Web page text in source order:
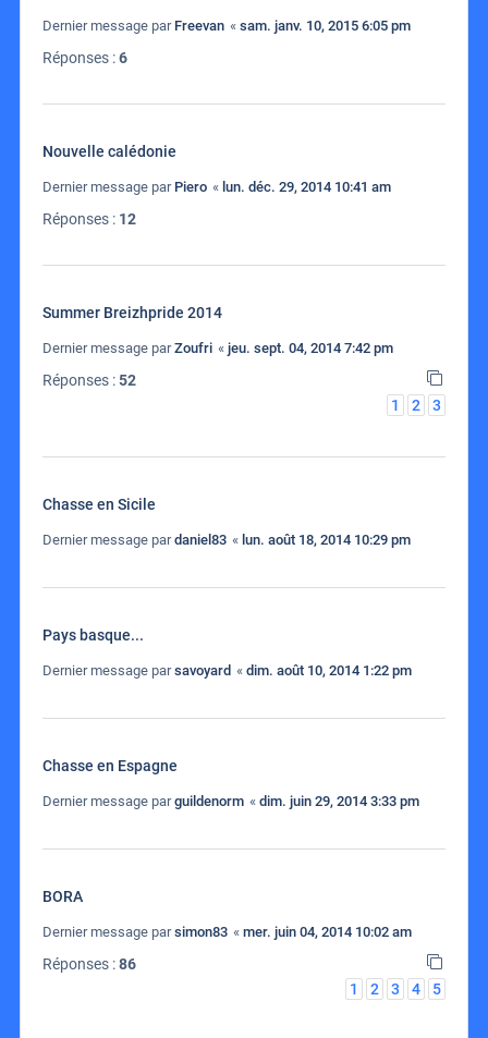
Dernier message par Freevan « sam. janv. 10, 2015 6:05 pm
Réponses :6
Nouvelle calédonie
Dernier message par Piero « lun. déc. 29, 2014 10:41 am
Réponses : 12
Summer Breizhpride 2014
Dernier message parZoufri « jeu. sept. 04, 2014 7:42 pm
Réponses :52
1
2 3
Chasse en Sicile
Dernier message pardaniel83 « lun. août 18, 2014 10:29 pm
Pays basque...
Dernier message parsavoyard « dim. août 10, 2014 1:22 pm
Chasse en Espagne
Dernier message parguildenorm « dim. juin 29, 2014 3:33 pm
BORA
Dernier message parsimon83 « mer. juin 04, 2014 10:02 am
Réponses :86
1
2 3 4 5